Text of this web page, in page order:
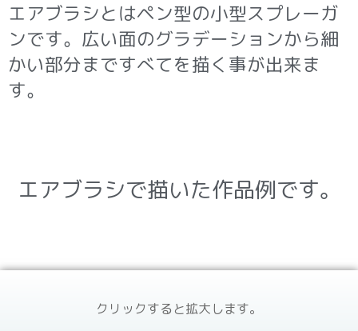
エアブラシとはペン型の小型スプレーガ
ンです。広い面のグラデーションから細
かい部分まですべてを描く事が出来ま
す。
エアブラシで描いた作品例です。
クリックすると拡大します。